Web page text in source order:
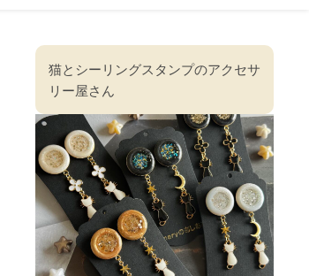
猫とシーリングスタンプのアクセサ
リー屋さん